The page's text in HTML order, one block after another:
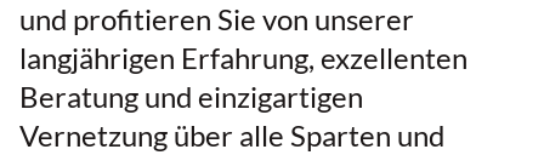
und profitieren Sie von unserer
langjährigen Erfahrung, exzellenten
Beratung und einzigartigen
Vernetzung über alle Sparten und